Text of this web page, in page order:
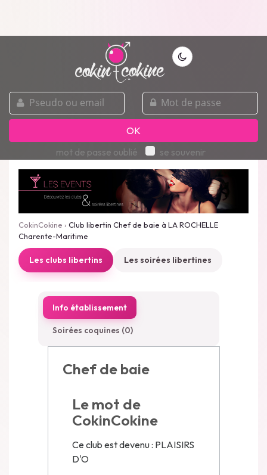
pseudo
ou
email
mot
de
passe
OK
mot de passe oublié
se souvenir
CokinCokine › Club libertin Chef de baie à LA ROCHELLE
Charente-Maritime
Les clubs libertins Les soirées libertines
Info établissement
Soirées coquines (0)
Chef de baie
Le mot de
CokinCokine
Ce club est devenu : PLAISIRS
D'O